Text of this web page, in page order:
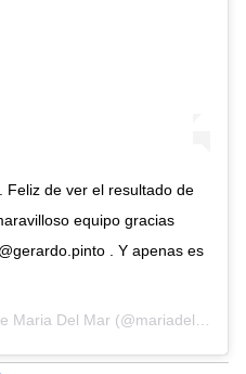
Feliz de ver el resultado de
equipo gracias
. Y apenas es
Maria Del Mar (@mariadelmar_molar) el